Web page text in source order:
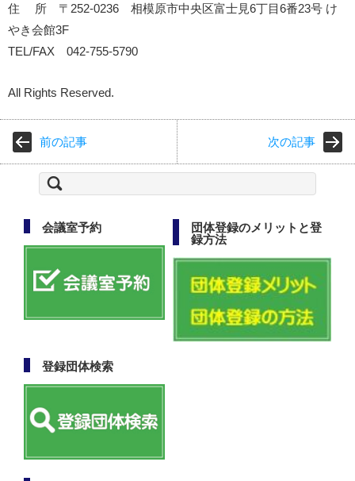
住 所 〒252-0236 相模原市中央区富士見6丁目6番23号 け
やき会館3F
TEL/FAX 042-755-5790
All Rights Reserved.
前の記事 次の記事
検
索:
会議室予約
団体登録のメリットと登
録方法
登録団体検索